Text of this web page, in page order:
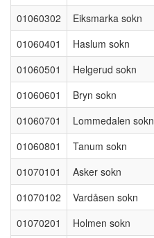
01060302
Eiksmarka sokn
01060401
Haslum sokn
01060501
Helgerud sokn
01060601
Bryn sokn
01060701
Lommedalen sokn
01060801
Tanum sokn
01070101
Asker sokn
01070102
Vardåsen sokn
01070201
Holmen sokn